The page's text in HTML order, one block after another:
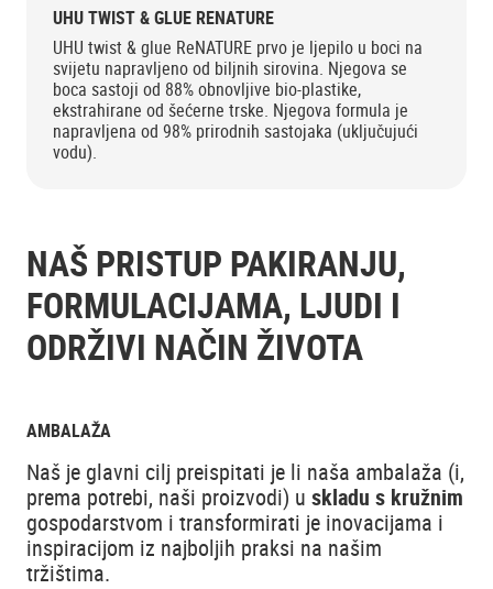
UHU TWIST & GLUE RENATURE
UHU twist & glue ReNATURE prvo je ljepilo u boci na
svijetu napravljeno od biljnih sirovina. Njegova se
boca sastoji od 88% obnovljive bio-plastike,
ekstrahirane od šećerne trske. Njegova formula je
napravljena od 98% prirodnih sastojaka (uključujući
vodu).
NAŠ PRISTUP PAKIRANJU,
FORMULACIJAMA, LJUDI I
ODRŽIVI NAČIN ŽIVOTA
AMBALAŽA
Naš je glavni cilj preispitati je li naša ambalaža (i,
prema potrebi, naši proizvodi) u skladu s kružnim
gospodarstvom i transformirati je inovacijama i
inspiracijom iz najboljih praksi na našim
tržištima.